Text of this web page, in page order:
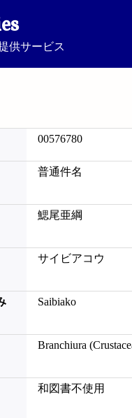
供サービス
00576780
普通件名
鰓尾亜綱
サイビアコウ
Saibiako
Branchiura
和図書不使用